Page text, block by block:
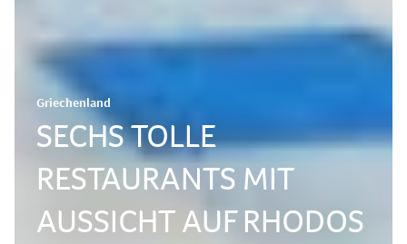
Griechenland
SECHS TOLLE
RESTAURANTS MIT
AUSSICHT AUF RHODOS